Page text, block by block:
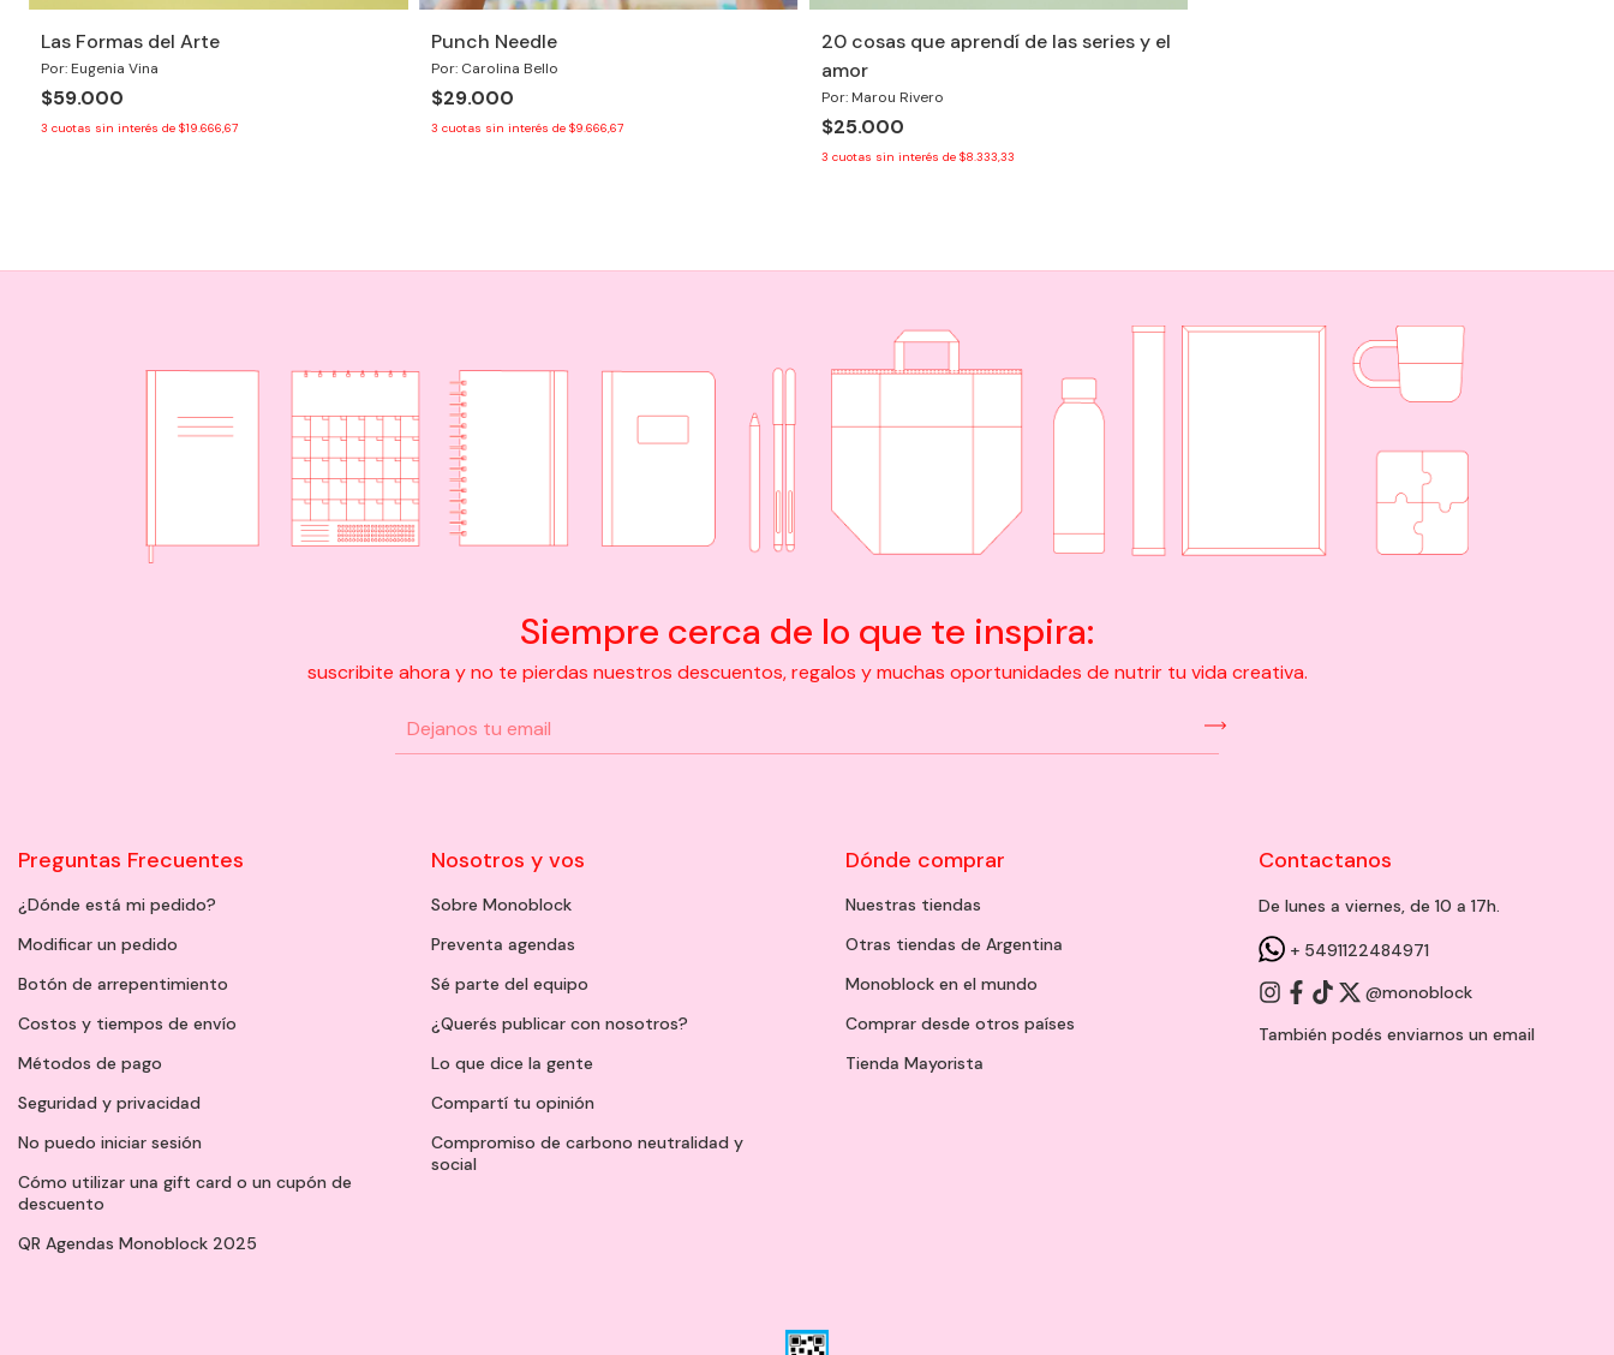
Las Formas del Arte
Por: Eugenia Vina
$59.000
3 cuotas sin interés de $19.666,67
Punch Needle
Por: Carolina Bello
$29.000
3 cuotas sin interés de $9.666,67
20 cosas que aprendí de las series y el
amor
Por: Marou Rivero
$25.000
3 cuotas sin interés de $8.333,33
Siempre cerca de lo que te inspira:
suscribite ahora y no te pierdas nuestros descuentos, regalos y muchas oportunidades de nutrir tu vida creativa.
Preguntas Frecuentes
¿Dónde está mi pedido?
Modificar un pedido
Botón de arrepentimiento
Costos y tiempos de envío
Métodos de pago
Seguridad y privacidad
No puedo iniciar sesión
Cómo utilizar una gift card o un cupón de
descuento
QR Agendas Monoblock 2025
Nosotros y vos
Sobre Monoblock
Preventa agendas
Sé parte del equipo
¿Querés publicar con nosotros?
Lo que dice la gente
Compartí tu opinión
Compromiso de carbono neutralidad y
social
Dónde comprar
Nuestras tiendas
Otras tiendas de Argentina
Monoblock en el mundo
Comprar desde otros países
Tienda Mayorista
Contactanos
De lunes a viernes, de 10 a 17h.
+ 5491122484971
@monoblock
También podés enviarnos un email